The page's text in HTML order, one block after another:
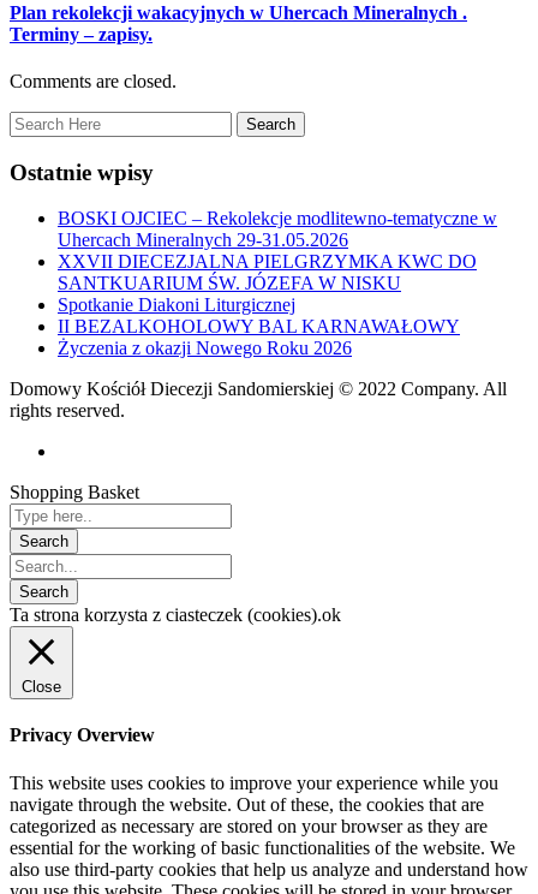
Plan rekolekcji wakacyjnych w Uhercach Mineralnych .
Terminy – zapisy.
Comments are closed.
Ostatnie wpisy
BOSKI OJCIEC – Rekolekcje modlitewno-tematyczne w
Uhercach Mineralnych 29-31.05.2026
XXVII DIECEZJALNA PIELGRZYMKA KWC DO
SANTKUARIUM ŚW. JÓZEFA W NISKU
Spotkanie Diakoni Liturgicznej
II BEZALKOHOLOWY BAL KARNAWAŁOWY
Życzenia z okazji Nowego Roku 2026
Domowy Kościół Diecezji Sandomierskiej © 2022 Company. All
rights reserved.
Shopping Basket
Ta strona korzysta z ciasteczek (cookies).ok
Close
Privacy Overview
This website uses cookies to improve your experience while you
navigate through the website. Out of these, the cookies that are
categorized as necessary are stored on your browser as they are
essential for the working of basic functionalities of the website. We
also use third-party cookies that help us analyze and understand how